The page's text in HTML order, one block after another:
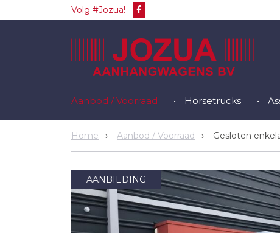
Volg #Jozua!
Aanbod / Voorraad Horsetrucks
Home Aanbod / Voorraad Gesloten
AANBIEDING